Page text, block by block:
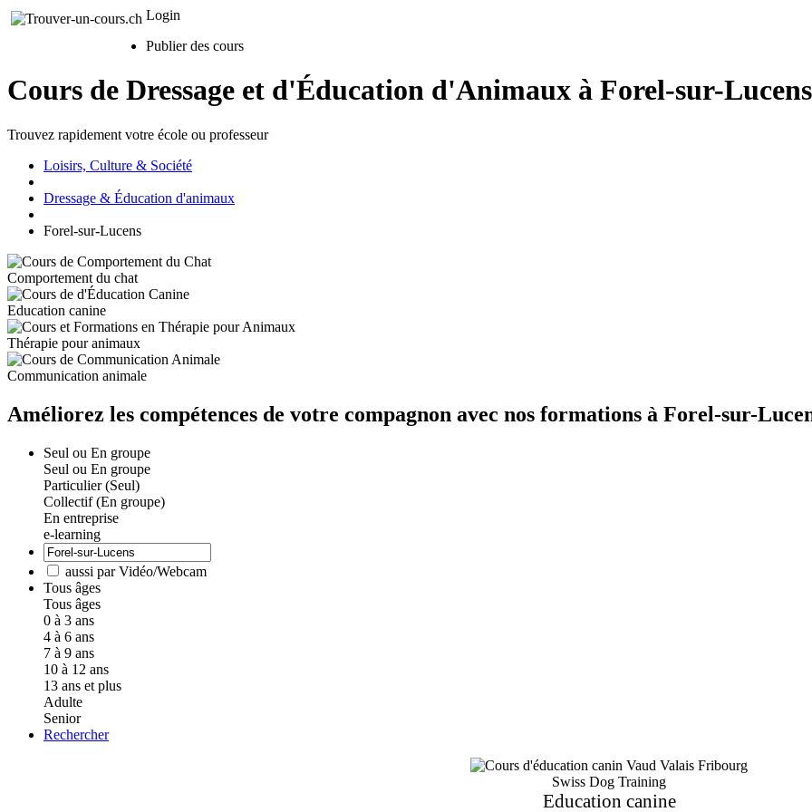
Login
Publier des cours
Cours de Dressage et d'Éducation d'Animaux à Forel-sur-Lucens
Trouvez rapidement votre école ou professeur
Loisirs, Culture & Société
Dressage & Éducation d'animaux
Forel-sur-Lucens
Comportement du chat
Education canine
Thérapie pour animaux
Communication animale
Améliorez les compétences de votre compagnon avec nos formations à Forel-sur-
Seul ou En groupe
Seul ou En groupe
Particulier (Seul)
Collectif (En groupe)
En entreprise
e-learning
aussi par Vidéo/Webcam
Tous âges
Tous âges
0 à 3 ans
4 à 6 ans
7 à 9 ans
10 à 12 ans
13 ans et plus
Adulte
Senior
Rechercher
Swiss Dog Training
Education canine